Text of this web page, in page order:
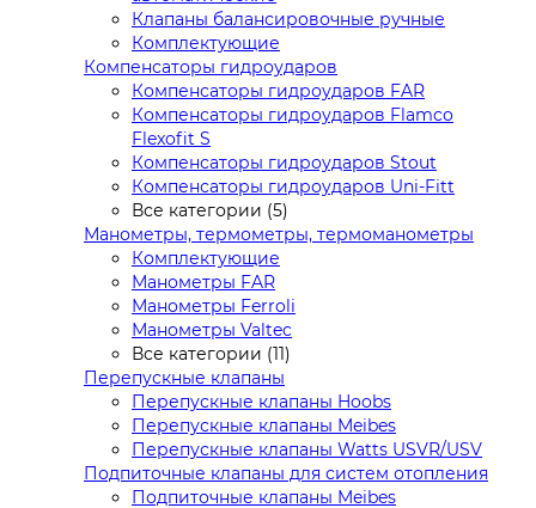
Клапаны балансировочные ручные
Комплектующие
Компенсаторы гидроударов
Компенсаторы гидроударов FAR
Компенсаторы гидроударов Flamco
Flexofit S
Компенсаторы гидроударов Stout
Компенсаторы гидроударов Uni-Fitt
Все категории (5)
Манометры, термометры, термоманометры
Комплектующие
Манометры FAR
Манометры Ferroli
Манометры Valtec
Все категории (11)
Перепускные клапаны
Перепускные клапаны Hoobs
Перепускные клапаны Meibes
Перепускные клапаны Watts USVR/USV
Подпиточные клапаны для систем отопления
Подпиточные клапаны Meibes